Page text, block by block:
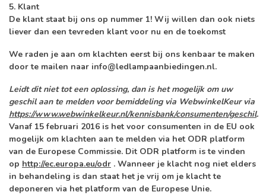
5. Klant
De klant staat bij ons op nummer 1! Wij willen dan ook niets
liever dan een tevreden klant voor nu en de toekomst
We raden je aan om klachten eerst bij ons kenbaar te maken
door te mailen naar info@ledlampaanbiedingen.nl.
Leidt dit niet tot een oplossing, dan is het mogelijk om uw
geschil aan te melden voor bemiddeling via WebwinkelKeur via
https://www.webwinkelkeur.nl/kennisbank/consumenten/geschil.
Vanaf 15 februari 2016 is het voor consumenten in de EU ook
mogelijk om klachten aan te melden via het ODR platform
van de Europese Commissie. Dit ODR platform is te vinden
op http://ec.europa.eu/odr . Wanneer je klacht nog niet elders
in behandeling is dan staat het je vrij om je klacht te
deponeren via het platform van de Europese Unie.